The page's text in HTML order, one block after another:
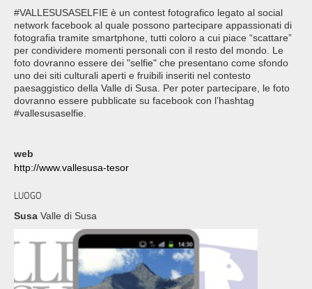
#VALLESUSASELFIE è un contest fotografico legato al social
network facebook al quale possono partecipare appassionati di
fotografia tramite smartphone, tutti coloro a cui piace “scattare”
per condividere momenti personali con il resto del mondo. Le
foto dovranno essere dei "selfie" che presentano come sfondo
uno dei siti culturali aperti e fruibili inseriti nel contesto
paesaggistico della Valle di Susa. Per poter partecipare, le foto
dovranno essere pubblicate su facebook con l’hashtag
#vallesusaselfie.
web
http://www.vallesusa-tesor
LUOGO
Susa Valle di Susa